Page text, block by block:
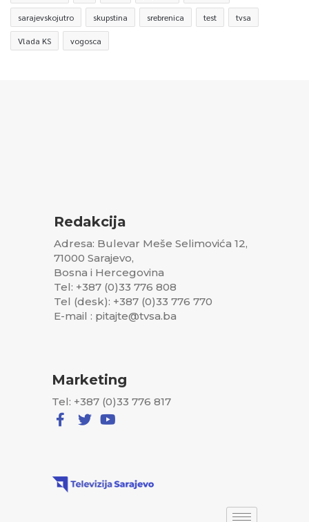
sarajevskojutro skupstina srebrenica test tvsa
Vlada KS vogosca
Redakcija
Adresa: Bulevar Meše Selimovića 12,
71000 Sarajevo,
Bosna i Hercegovina
Tel: +387 (0)33 776 808
Tel (desk): +387 (0)33 776 770
E-mail : pitajte@tvsa.ba
Marketing
Tel: +387 (0)33 776 817